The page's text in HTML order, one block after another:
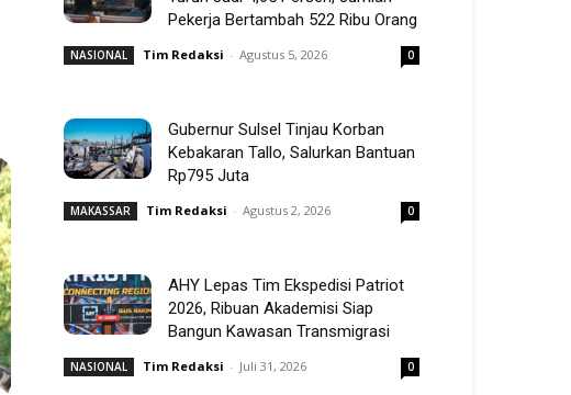
Pekerja Bertambah 522 Ribu Orang
NASIONAL Tim Redaksi - Agustus 5, 2026 0
Gubernur Sulsel Tinjau Korban
Kebakaran Tallo, Salurkan Bantuan
Rp795 Juta
MAKASSAR Tim Redaksi - Agustus 2, 2026 0
AHY Lepas Tim Ekspedisi Patriot
2026, Ribuan Akademisi Siap
Bangun Kawasan Transmigrasi
NASIONAL Tim Redaksi - Juli 31, 2026 0